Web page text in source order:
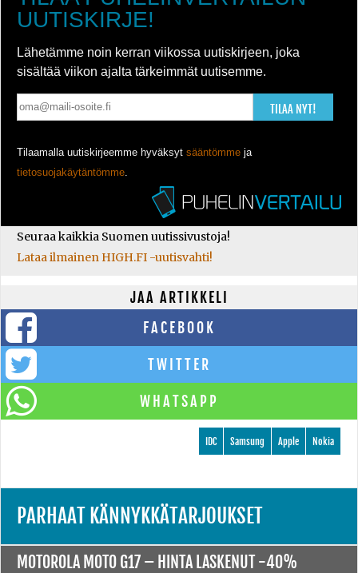
UUTISKIRJE!
Lähetämme noin kerran viikossa uutiskirjeen, joka
sisältää viikon ajalta tärkeimmät uutisemme.
TILAA NYT!
Tilaamalla uutiskirjeemme hyväksyt sääntömme ja
tietosuojakäytäntömme
Seuraa kaikkia Suomen uutissivustoja!
Lataa ilmainen HIGH.FI -uutisvahti!
JAA ARTIKKELI
FACEBOOK
TWITTER
WHATSAPP
Nokia
Apple
Samsung
IDC
PARHAAT KÄNNYKKÄTARJOUKSET
MOTOROLA MOTO G17 – HINTA LASKENUT -40%